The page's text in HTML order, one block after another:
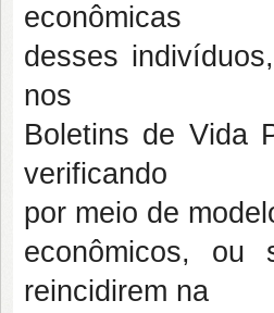
econômicas
desses
nos
Boletins de Vida
verificando
por meio de
econômicos,
reincidirem na